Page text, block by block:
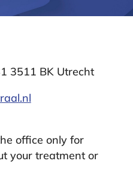
3511 BK Utrecht
office only for
your treatment or